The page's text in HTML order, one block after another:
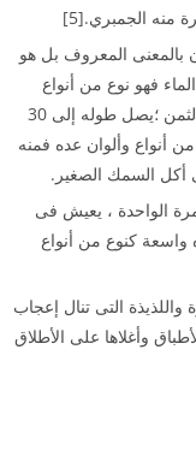
منه الجمبري.[5]
بالمعنى المعروف بل هو
فهو نوع من أنواع
الجمبري، يتم إستخراجه من البحر لكنه غالى الثمن ؛يصل طوله إلى 30
إلى 6 سنوات ويوجد من أنواع وألوان عده فمنه
أكل السمك الصغير.
بيضة فى المرة الواحدة ، يعيش فى
واسعة كنوع من أنواع
التى تنال إعجاب
وأغلاها على الأطلاق